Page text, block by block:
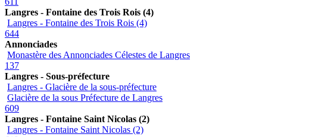
Langres - Fontaine des Trois Rois (4)
Langres - Fontaine des Trois Rois (4)
644
Annonciades
Monastère des Annonciades Célestes de Langres
137
Langres - Sous-préfecture
Langres - Glacière de la sous-préfecture
Glacière de la sous Préfecture de Langres
609
Langres - Fontaine Saint Nicolas (2)
Langres - Fontaine Saint Nicolas (2)